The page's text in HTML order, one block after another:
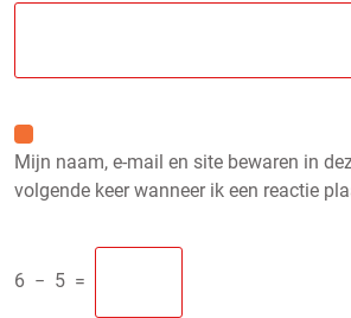
Mijn naam, e-mail en site bewaren in
volgende keer wanneer ik een reactie
6 − 5 =